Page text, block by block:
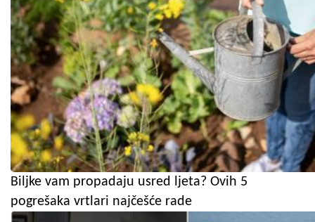
Biljke vam propadaju usred ljeta? Ovih 5
pogrešaka vrtlari najčešće rade